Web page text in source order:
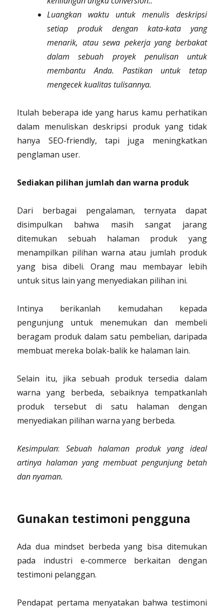
Luangkan waktu untuk menulis deskripsi
setiap produk dengan kata-kata yang
menarik, atau sewa pekerja yang berbakat
dalam sebuah proyek penulisan untuk
membantu Anda. Pastikan untuk tetap
mengecek kualitas tulisannya.
Itulah beberapa ide yang harus kamu perhatikan
dalam menuliskan deskripsi produk yang tidak
hanya SEO-friendly, tapi juga meningkatkan
penglaman user.
Sediakan pilihan jumlah dan warna produk
Dari berbagai pengalaman, ternyata dapat
disimpulkan bahwa masih sangat jarang
ditemukan sebuah halaman produk yang
menampilkan pilihan warna atau jumlah produk
yang bisa dibeli. Orang mau membayar lebih
untuk situs lain yang menyediakan pilihan ini.
Intinya berikanlah kemudahan kepada
pengunjung untuk menemukan dan membeli
beragam produk dalam satu pembelian, daripada
membuat mereka bolak-balik ke halaman lain.
Selain itu, jika sebuah produk tersedia dalam
warna yang berbeda, sebaiknya tempatkanlah
produk tersebut di satu halaman dengan
menyediakan pilihan warna yang berbeda.
Kesimpulan: Sebuah halaman produk yang ideal
artinya halaman yang membuat pengunjung betah
dan nyaman.
Gunakan testimoni pengguna
Ada dua mindset berbeda yang bisa ditemukan
pada industri e-commerce berkaitan dengan
testimoni pelanggan.
Pendapat pertama menyatakan bahwa testimoni